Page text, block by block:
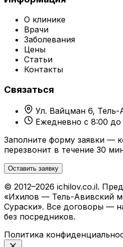
О клинике
Врачи
Заболевания
Цены
Статьи
Контакты
Связаться
Ул. Вайцман 6, Тель-
Ежедневно с 8:00 до
Заполните форму заявки —
перезвонит в течение 30
Оставить заявку
© 2012–2026 ichilov.co.il.
«Ихилов — Тель-Авивский
Сураски». Все договоры —
без посредников.
Политика